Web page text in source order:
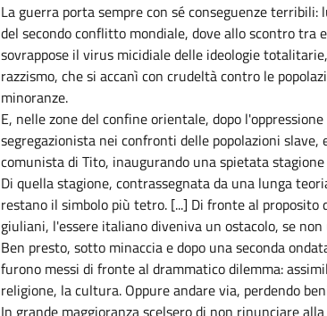
La guerra porta sempre con sé conseguenze
del secondo conflitto mondiale, dove allo scontro tra
sovrappose il virus micidiale delle ideologie
razzismo, che si accanì con crudeltà contro le
minoranze.
E, nelle zone del confine orientale, dopo
segregazionista nei confronti delle popolazioni
comunista di Tito, inaugurando una spietata
Di quella stagione, contrassegnata da una lunga
restano il simbolo più tetro. [...] Di fronte al
giuliani, l'essere italiano diveniva un ostacolo, se non
Ben presto, sotto minaccia e dopo una seconda
furono messi di fronte al drammatico dilemma:
religione, la cultura. Oppure andare via, perdendo
In grande maggioranza scelsero di non rinunciare